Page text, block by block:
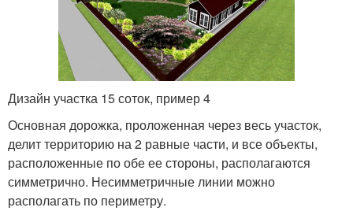
Дизайн участка 15 соток, пример 4
Основная дорожка, проложенная через весь участок,
делит территорию на 2 равные части, и все объекты,
расположенные по обе ее стороны, располагаются
симметрично. Несимметричные линии можно
располагать по периметру.